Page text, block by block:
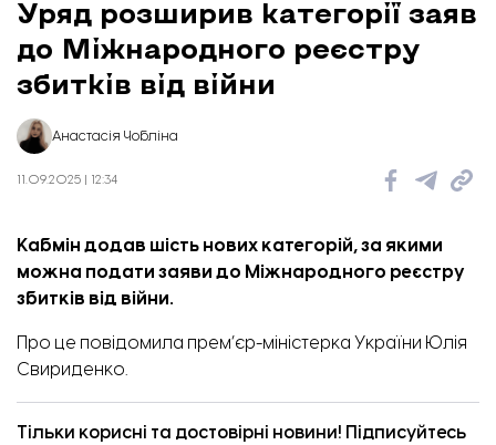
Уряд розширив категорії заяв
до Міжнародного реєстру
збитків від війни
Анастасія Чобліна
11.09.2025 | 12:34
Кабмін додав шість нових категорій, за якими
можна подати заяви до Міжнародного реєстру
збитків від війни.
Про це повідомила прем’єр-міністерка України Юлія
Свириденко.
Тільки корисні та достовірні новини! Підписуйтесь